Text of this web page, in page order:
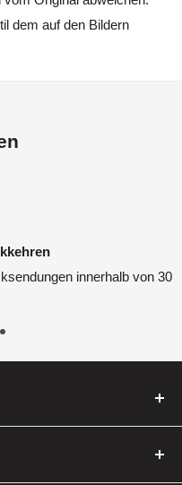
dem auf den Bildern
innerhalb von 30